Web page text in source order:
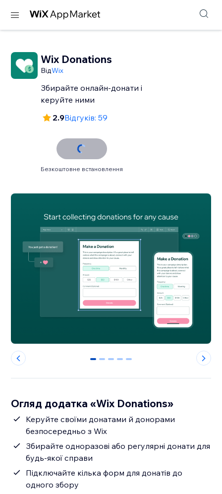
Wix Donations
ВідWix
Збирайте онлайн‑донати і
керуйте ними
2.9Відгуків: 59
Безкоштовне встановлення
0 1 2 3 4
Огляд додатка «Wix Donations»
Керуйте своїми донатами й донорами
безпосередньо з Wix
Збирайте одноразові або регулярні донати для
будь‑якої справи
Підключайте кілька форм для донатів до
одного збору